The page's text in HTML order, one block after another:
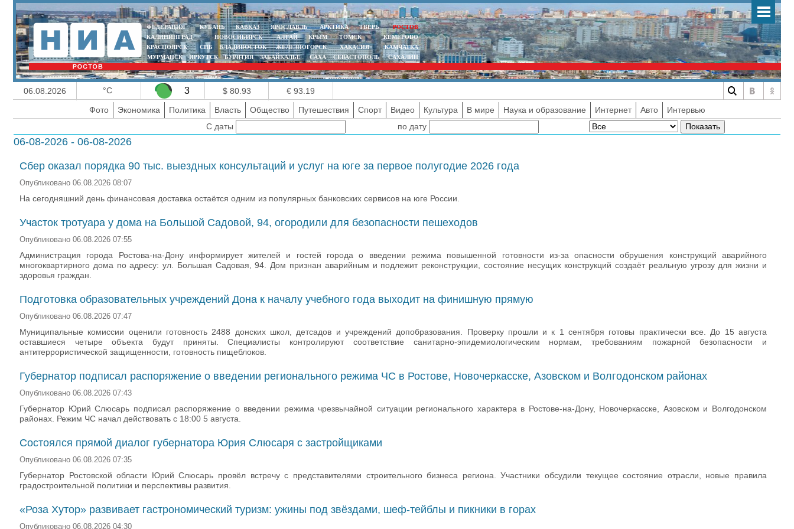
ФЕДЕРАЦИЯ КУБАНЬ КАВКАЗ ЯРОСЛАВЛЬ АРКТИКА ТВЕРЬ
РОСТОВ
КАЛИНИНГРАД
НОВОСИБИРСК АЛТАЙ КРЫМ ТОМСК
КЕМЕРОВО
КРАСНОЯРСК
СПБ ВЛАДИВОСТОК ЖЕЛЕЗНОГОРСК ХАКАСИЯ
КАМЧАТКА
МУРМАНСК
ИРКУТСК БУРЯТИЯ ЗАБАЙКАЛЬЕ САХА СЕВАСТОПОЛЬ САХАЛИН
06.08.2026 °C 3 $ 80.93
€ 93.19
Фото
Экономика Политика Власть Общество Путешествия Спорт Видео Культура В мире Наука и образование Интернет Авто
Интервью
С даты
по дату
06-08-2026 - 06-08-2026
Сбер оказал порядка 90 тыс. выездных консультаций и услуг на юге за первое полугодие 2026 года
Опубликовано 06.08.2026 08:07
На сегодняшний день финансовая доставка остаётся одним из популярных банковских сервисов на юге России.
Участок тротуара у дома на Большой Садовой, 94, огородили для безопасности пешеходов
Опубликовано 06.08.2026 07:55
Администрация города Ростова‑на‑Дону информирует жителей и гостей города о введении режима повышенной готовности из-за опасности обрушения конструкций аварийного
многоквартирного дома по адресу: ул. Большая Садовая, 94. Дом признан аварийным и подлежит реконструкции, состояние несущих конструкций создаёт реальную угрозу для жизни и
здоровья граждан.
Подготовка образовательных учреждений Дона к началу учебного года выходит на финишную прямую
Опубликовано 06.08.2026 07:47
Муниципальные комиссии оценили готовность 2488 донских школ, детсадов и учреждений допобразования. Проверку прошли и к 1 сентября готовы практически все. До 15 августа
оставшиеся четыре объекта будут приняты. Специалисты контролируют соответствие санитарно-эпидемиологическим нормам, требованиям пожарной безопасности и
антитеррористической защищенности, готовность пищеблоков.
Губернатор подписал распоряжение о введении регионального режима ЧС в Ростове, Новочеркасске, Азовском и Волгодонском районах
Опубликовано 06.08.2026 07:43
Губернатор Юрий Слюсарь подписал распоряжение о введении режима чрезвычайной ситуации регионального характера в Ростове-на-Дону, Новочеркасске, Азовском и Волгодонском
районах. Режим ЧС начал действовать с 18:00 5 августа.
Состоялся прямой диалог губернатора Юрия Слюсаря с застройщиками
Опубликовано 06.08.2026 07:35
Губернатор Ростовской области Юрий Слюсарь провёл встречу с представителями строительного бизнеса региона. Участники обсудили текущее состояние отрасли, новые правила
градостроительной политики и перспективы развития.
«Роза Хутор» развивает гастрономический туризм: ужины под звёздами, шеф-тейблы и пикники в горах
Опубликовано 06.08.2026 04:30